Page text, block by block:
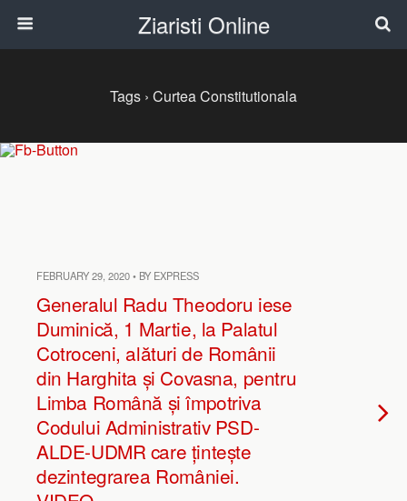
Ziaristi Online
Tags › Curtea Constitutionala
FEBRUARY 29, 2020 • BY EXPRESS
Generalul Radu Theodoru iese
Duminică, 1 Martie, la Palatul
Cotroceni, alături de Românii
din Harghita și Covasna, pentru
Limba Română și împotriva
Codului Administrativ PSD-
ALDE-UDMR care țintește
dezintegrarea României.